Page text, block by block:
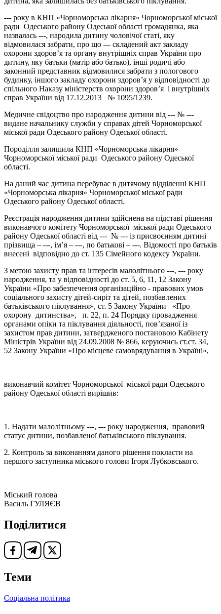
--- року в КНП «Чорноморська лікарня» Чорноморської міської
ради Одеського району Одеської області громадянка, яка
назвалась ---, народила дитину чоловічої статі, яку
відмовилася забрати, про що --- складений акт закладу
охорони здоров’я та органу внутрішніх справ України про
дитину, яку батьки (матір або батько), інші родичі або
законний представник відмовилися забрати з пологового
будинку, іншого закладу охорони здоров’я у відповідності до
спільного Наказу міністерств охорони здоров’я і внутрішніх
справ України від 17.12.2013 № 1095/1239.
Медичне свідоцтво про народження дитини від --- № ---
видане начальнику служби у справах дітей Чорноморської
міської ради Одеського району Одеської області.
Породілля залишила КНП «Чорноморська лікарня»
Чорноморської міської ради Одеського району Одеської
області.
На даний час дитина перебуває в дитячому відділенні КНП
«Чорноморська лікарня» Чорноморської міської ради
Одеського району Одеської області.
Реєстрація народження дитини здійснена на підставі рішення
виконавчого комітету Чорноморської міської ради Одеського
району Одеської області від --- № --- із присвоєнням дитині
прізвища – ---, ім’я – ---, по батькові – ---. Відомості про батьків
внесені відповідно до ст. 135 Сімейного кодексу України.
З метою захисту прав та інтересів малолітнього ---, --- року
народження, та у відповідності до ст. 5, 6, 11, 12 Закону
України «Про забезпечення організаційно - правових умов
соціального захисту дітей-сиріт та дітей, позбавлених
батьківського піклування», ст. 5 Закону України «Про
охорону дитинства», п. 22, п. 24 Порядку провадження
органами опіки та піклування діяльності, пов’язаної із
захистом прав дитини, затвердженого постановою Кабінету
Міністрів України від 24.09.2008 № 866, керуючись ст.ст. 34,
52 Закону України «Про місцеве самоврядування в Україні»,
виконавчий комітет Чорноморської міської ради Одеського
району Одеської області вирішив:
1. Надати малолітньому ---, --- року народження, правовий
статус дитини, позбавленої батьківського піклування.
2. Контроль за виконанням даного рішення покласти на
першого заступника міського голови Ігоря Лубковського.
Міський голова
Василь ГУЛЯЄВ
Поділитися
Теми
Соціальна політика